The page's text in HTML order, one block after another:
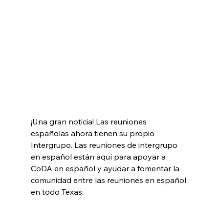
¡Una gran noticia! Las reuniones
españolas ahora tienen su propio
Intergrupo. Las reuniones de intergrupo
en español están aquí para apoyar a
CoDA en español y ayudar a fomentar la
comunidad entre las reuniones en español
en todo Texas.